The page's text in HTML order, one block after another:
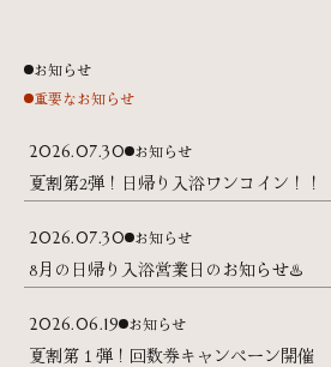
お知らせ
重要なお知らせ
2026.07.30 お知らせ
夏割第2弾！日帰り入浴ワンコイン！！
2026.07.30 お知らせ
8月の日帰り入浴営業日のお知らせ♨️
2026.06.19 お知らせ
夏割第１弾！回数券キャンペーン開催